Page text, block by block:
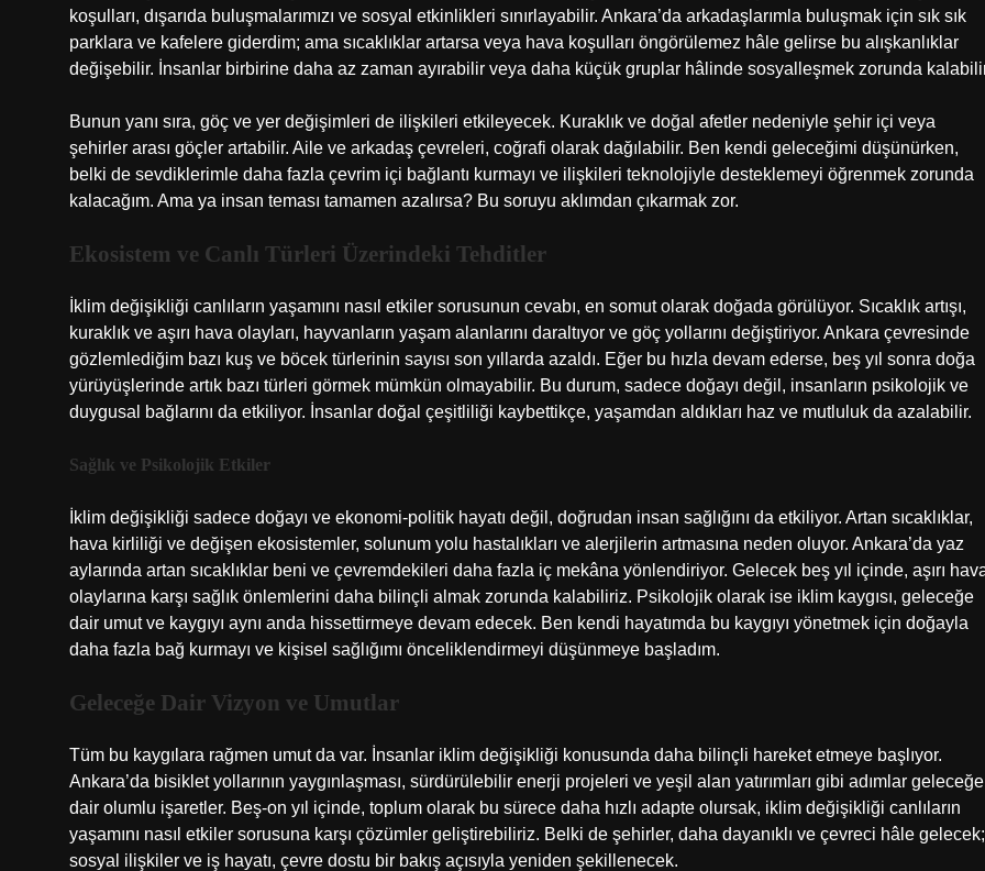
koşulları, dışarıda buluşmalarımızı ve sosyal etkinlikleri sınırlayabilir. Ankara’da arkadaşlarımla buluşmak için sık sık
parklara ve kafelere giderdim; ama sıcaklıklar artarsa veya hava koşulları öngörülemez hâle gelirse bu alışkanlıklar
değişebilir. İnsanlar birbirine daha az zaman ayırabilir veya daha küçük gruplar hâlinde sosyalleşmek zorunda
Bunun yanı sıra, göç ve yer değişimleri de ilişkileri etkileyecek. Kuraklık ve doğal afetler nedeniyle şehir içi veya
şehirler arası göçler artabilir. Aile ve arkadaş çevreleri, coğrafi olarak dağılabilir. Ben kendi geleceğimi düşünürken,
belki de sevdiklerimle daha fazla çevrim içi bağlantı kurmayı ve ilişkileri teknolojiyle desteklemeyi öğrenmek zorunda
kalacağım. Ama ya insan teması tamamen azalırsa? Bu soruyu aklımdan çıkarmak zor.
Ekosistem ve Canlı Türleri Üzerindeki Tehditler
İklim değişikliği canlıların yaşamını nasıl etkiler sorusunun cevabı, en somut olarak doğada görülüyor. Sıcaklık artışı,
kuraklık ve aşırı hava olayları, hayvanların yaşam alanlarını daraltıyor ve göç yollarını değiştiriyor. Ankara çevresinde
gözlemlediğim bazı kuş ve böcek türlerinin sayısı son yıllarda azaldı. Eğer bu hızla devam ederse, beş yıl sonra doğa
yürüyüşlerinde artık bazı türleri görmek mümkün olmayabilir. Bu durum, sadece doğayı değil, insanların psikolojik ve
duygusal bağlarını da etkiliyor. İnsanlar doğal çeşitliliği kaybettikçe, yaşamdan aldıkları haz ve mutluluk da azalabilir.
Sağlık ve Psikolojik Etkiler
İklim değişikliği sadece doğayı ve ekonomi-politik hayatı değil, doğrudan insan sağlığını da etkiliyor. Artan sıcaklıklar,
hava kirliliği ve değişen ekosistemler, solunum yolu hastalıkları ve alerjilerin artmasına neden oluyor. Ankara’da yaz
aylarında artan sıcaklıklar beni ve çevremdekileri daha fazla iç mekâna yönlendiriyor. Gelecek beş yıl içinde, aşırı
olaylarına karşı sağlık önlemlerini daha bilinçli almak zorunda kalabiliriz. Psikolojik olarak ise iklim kaygısı, geleceğe
dair umut ve kaygıyı aynı anda hissettirmeye devam edecek. Ben kendi hayatımda bu kaygıyı yönetmek için doğayla
daha fazla bağ kurmayı ve kişisel sağlığımı önceliklendirmeyi düşünmeye başladım.
Geleceğe Dair Vizyon ve Umutlar
Tüm bu kaygılara rağmen umut da var. İnsanlar iklim değişikliği konusunda daha bilinçli hareket etmeye başlıyor.
Ankara’da bisiklet yollarının yaygınlaşması, sürdürülebilir enerji projeleri ve yeşil alan yatırımları gibi adımlar geleceğe
dair olumlu işaretler. Beş-on yıl içinde, toplum olarak bu sürece daha hızlı adapte olursak, iklim değişikliği canlıların
yaşamını nasıl etkiler sorusuna karşı çözümler geliştirebiliriz. Belki de şehirler, daha dayanıklı ve çevreci hâle gelecek;
sosyal ilişkiler ve iş hayatı, çevre dostu bir bakış açısıyla yeniden şekillenecek.